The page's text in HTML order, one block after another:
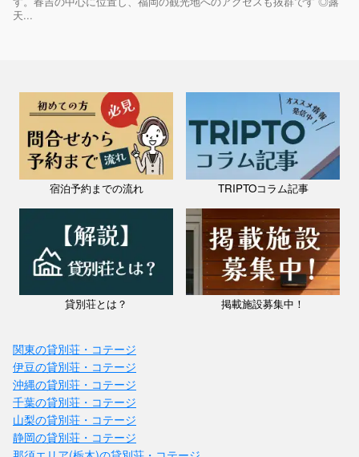
天...
宿泊予約までの流れ TRIPTOコラム記事
貸別荘とは？ 掲載施設募集中！
関東の貸別荘・コテージ
伊豆の貸別荘・コテージ
沖縄の貸別荘・コテージ
千葉の貸別荘・コテージ
山梨の貸別荘・コテージ
静岡の貸別荘・コテージ